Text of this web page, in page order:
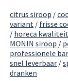
citrus siroop /
variant / frisse
/ horeca kwaliteit
MONIN siroop /
professionele
snel leverbaar /
dranken